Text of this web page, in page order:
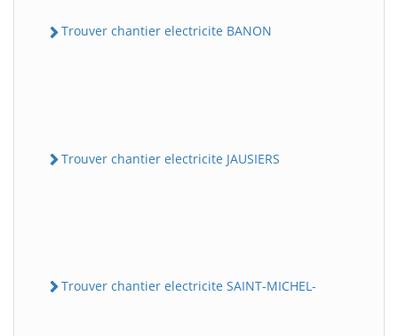
Trouver chantier electricite BANON
Trouver chantier electricite JAUSIERS
Trouver chantier electricite SAINT-MICHEL-